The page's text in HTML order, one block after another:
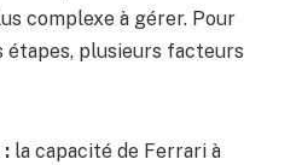
complexe à gérer. Pour
plusieurs facteurs
: la capacité de Ferrari à